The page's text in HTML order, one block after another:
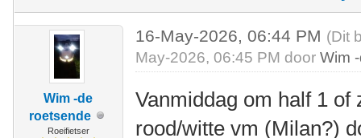
Wim -de
roetsende
Roeifietser
16-May-2026, 06:44 PM (Dit
May-2026, 06:45 PM doorWim
Vanmiddag om half 1 of
rood/witte vm (Milan?)